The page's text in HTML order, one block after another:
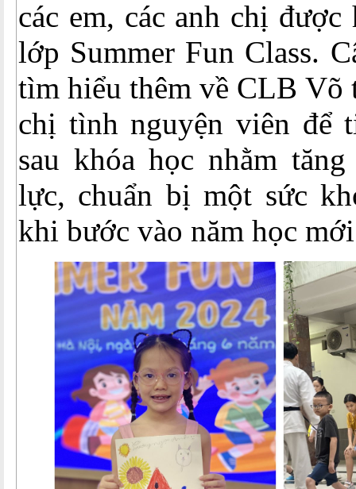
các em, các anh chị
lớp Summer Fun Class.
tìm hiểu thêm về CLB Võ
chị tình nguyện viên để
sau khóa học nhằm
lực, chuẩn bị một sức
khi bước vào năm học